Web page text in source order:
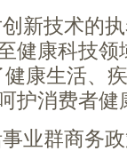
新技术的
健康科技领
康生活、
护消费者健
业群商务